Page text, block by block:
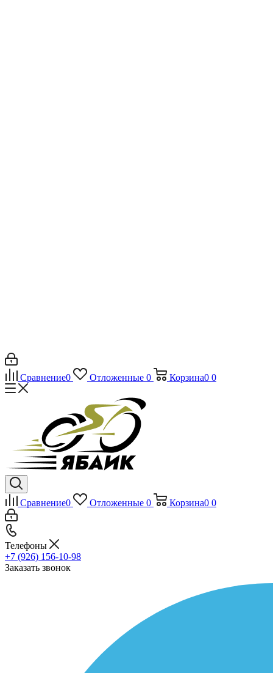
Сравнение0 Отложенные 0 Корзина0 0
Сравнение0 Отложенные 0 Корзина0 0
Телефоны
+7 (926) 156-10-98
Заказать звонок